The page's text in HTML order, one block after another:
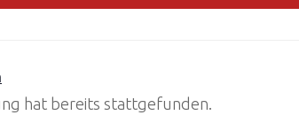
hat bereits stattgefunden.